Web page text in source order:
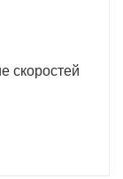
скоростей